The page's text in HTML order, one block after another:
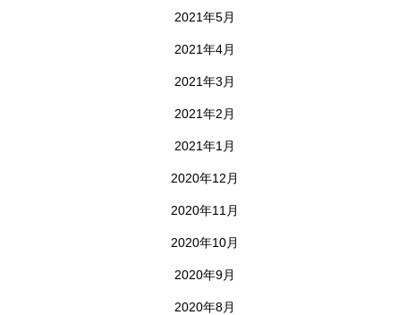
2021年5月
2021年4月
2021年3月
2021年2月
2021年1月
2020年12月
2020年11月
2020年10月
2020年9月
2020年8月